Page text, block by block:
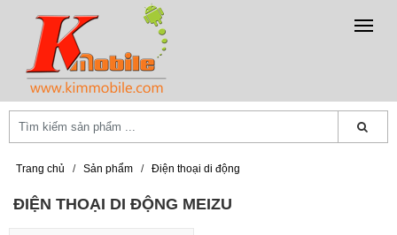
Trang chủ / Sản phẩm / Điện thoại di động
ĐIỆN THOẠI DI ĐỘNG MEIZU